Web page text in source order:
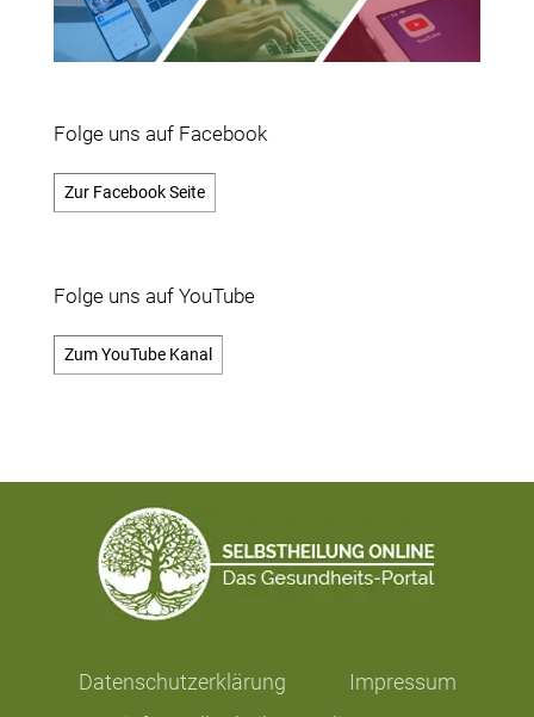
Folge uns auf Facebook
Zur Facebook Seite
Folge uns auf YouTube
Zum YouTube Kanal
Datenschutzerklärung
Impressum